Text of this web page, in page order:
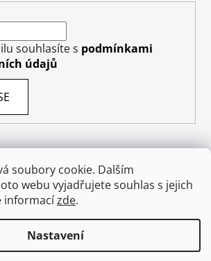
soubory cookie. Dalším
webu vyjadřujete souhlas s jejich
informacízde.
Nastavení
souhlasíte s podmínkami
údajů
Doprava Napište nám
údajů GDPR
od smlouvy